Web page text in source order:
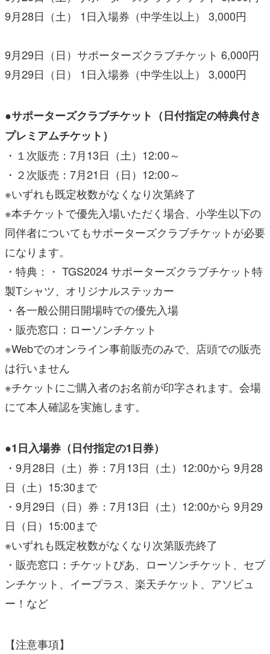
9月28日（土） 1日入場券（中学生以上） 3,000円
9月29日（日）サポーターズクラブチケット 6,000円
9月29日（日） 1日入場券（中学生以上） 3,000円
●サポーターズクラブチケット（日付指定の特典付き
プレミアムチケット）
・１次販売：7月13日（土）12:00～
・２次販売：7月21日（日）12:00～
※いずれも既定枚数がなくなり次第終了
※本チケットで優先入場いただく場合、小学生以下の
同伴者についてもサポーターズクラブチケットが必要
になります。
・特典：・ TGS2024 サポーターズクラブチケット特
製Tシャツ、オリジナルステッカー
・各一般公開日開場時での優先入場
・販売窓口：ローソンチケット
※Webでのオンライン事前販売のみで、店頭での販売
は行いません
※チケットにご購入者のお名前が印字されます。会場
にて本人確認を実施します。
●1日入場券（日付指定の1日券）
・9月28日（土）券：7月13日（土）12:00から 9月28
日（土）15:30まで
・9月29日（日）券：7月13日（土）12:00から 9月29
日（日）15:00まで
※いずれも既定枚数がなくなり次第販売終了
・販売窓口：チケットぴあ、ローソンチケット、セブ
ンチケット、イープラス、楽天チケット、アソビュ
ー！など
【注意事項】